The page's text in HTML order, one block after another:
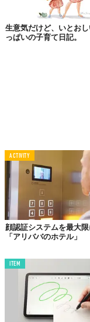
マユに包まれたサナ
ているので、普段通
が、卵や生まれたば
ノンストップで働き
ら守っているようで
るのだとか。
生意気だけど、いとお
っぱいの子育て日記。
ACTIVITY
顔認証システムを最大
「アリババのホテル」
ITEM